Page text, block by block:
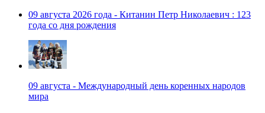
09 августа 2026 года - Китанин Петр Николаевич : 123
года со дня рождения
09 августа - Международный день коренных народов
мира